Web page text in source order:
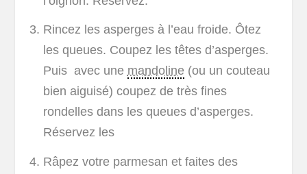
Rincez les asperges à l’eau froide. Ôtez
les queues. Coupez les têtes d’asperges.
Puis avec une mandoline(ou un couteau
bien aiguisé) coupez de très fines
rondelles dans les queues d’asperges.
Réservez les
Râpez votre parmesan et faites des